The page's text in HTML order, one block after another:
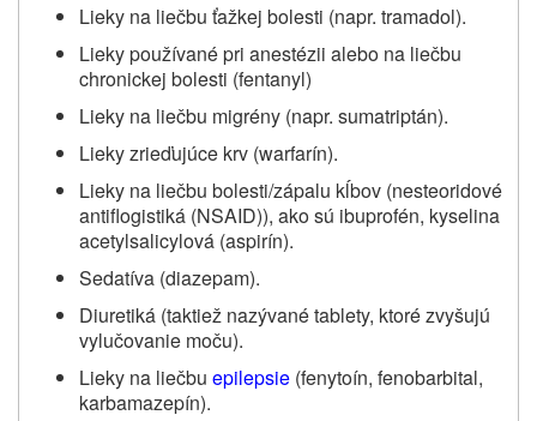
Lieky na liečbu ťažkej bolesti (napr. tramadol).
Lieky používané pri anestézii alebo na liečbu
chronickej bolesti (fentanyl)
Lieky na liečbu migrény (napr. sumatriptán).
Lieky zrieďujúce krv (warfarín).
Lieky na liečbu bolesti/zápalu kĺbov (nesteoridové
antiflogistiká (NSAID)), ako sú ibuprofén, kyselina
acetylsalicylová (aspirín).
Sedatíva (diazepam).
Diuretiká (taktiež nazývané tablety, ktoré zvyšujú
vylučovanie moču).
Lieky na liečbu epilepsie (fenytoín, fenobarbital,
karbamazepín).